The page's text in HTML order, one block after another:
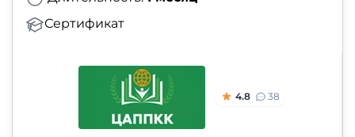
Сертификат
4.8 38
детей
Красота,
здоровье,
фитнес